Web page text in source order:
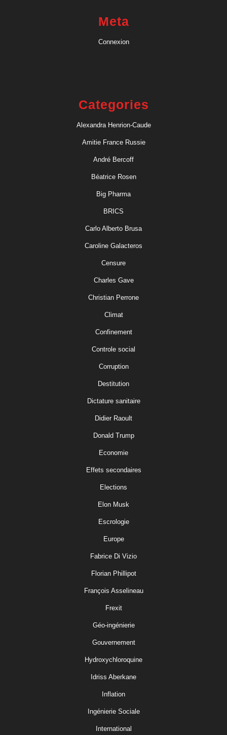
Meta
Connexion
Categories
Alexandra Henrion-Caude
Amitie France Russie
André Bercoff
Béatrice Rosen
Big Pharma
BRICS
Carlo Alberto Brusa
Caroline Galacteros
Censure
Charles Gave
Christian Perrone
Climat
Confinement
Controle social
Corruption
Destitution
Dictature sanitaire
Didier Raoult
Donald Trump
Economie
Effets secondaires
Elections
Elon Musk
Escrologie
Europe
Fabrice Di Vizio
Florian Phillipot
François Asselineau
Frexit
Géo-ingénierie
Gouvernement
Hydroxychloroquine
Idriss Aberkane
Inflation
Ingénierie Sociale
International